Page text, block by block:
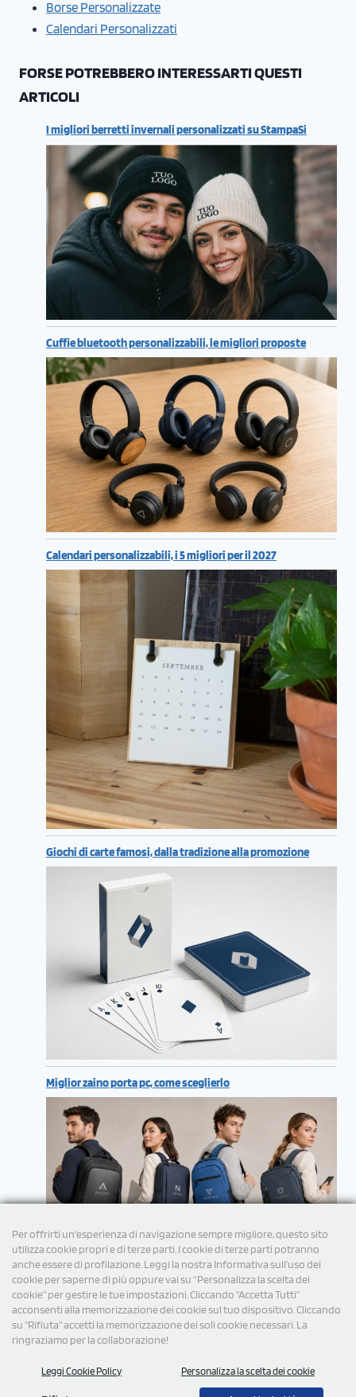
Per offrirti un'esperienza di navigazione sempre migliore, questo sito
utilizza cookie propri e di terze parti. I cookie di terze parti potranno
anche essere di profilazione. Leggi la nostra Informativa sull’uso dei
cookie per saperne di più oppure vai su “Personalizza la scelta dei
cookie” per gestire le tue impostazioni. Cliccando "Accetta Tutti"
acconsenti alla memorizzazione dei cookie sul tuo dispositivo. Cliccando
su "Rifiuta" accetti la memorizzazione dei soli cookie necessari. La
ringraziamo per la collaborazione!
Leggi Cookie Policy Personalizza la scelta dei cookie
Borse Personalizzate
Calendari Personalizzati
FORSE POTREBBERO INTERESSARTI QUESTI
ARTICOLI
I migliori berretti invernali personalizzati su StampaSi
Cuffie bluetooth personalizzabili, le migliori proposte
Calendari personalizzabili, i 5 migliori per il 2027
Giochi di carte famosi, dalla tradizione alla promozione
Miglior zaino porta pc, come sceglierlo
© 2026 Tutti i diritti Riservati StampaSi S.r.l.